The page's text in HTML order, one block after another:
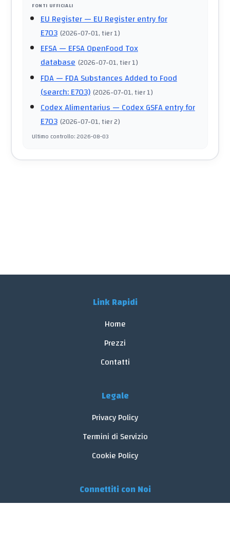
FONTI UFFICIALI
EU Register— EU Register entry for
E703 (2026-07-01, tier 1)
EFSA— EFSA OpenFood Tox
database (2026-07-01, tier 1)
FDA— FDA Substances Added to Food
(search: E703) (2026-07-01, tier 1)
Codex Alimentarius— Codex GSFA entry for
E703 (2026-07-01, tier 2)
Ultimo controllo:2026-08-03
Link Rapidi
Home
Prezzi
Contatti
Legale
Privacy Policy
Termini di Servizio
Cookie Policy
Connettiti con Noi